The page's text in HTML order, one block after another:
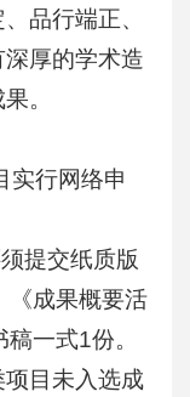
品行端正、
厚的学术造
。
实行网络申
提交纸质版
《成果概要活
一式1份。
目未入选成